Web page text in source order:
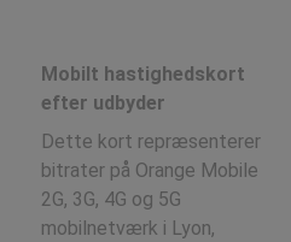
Mobilt hastighedskort
efter udbyder
Dette kort repræsenterer
bitrater på Orange Mobile
2G, 3G, 4G og 5G
mobilnetværk i Lyon,